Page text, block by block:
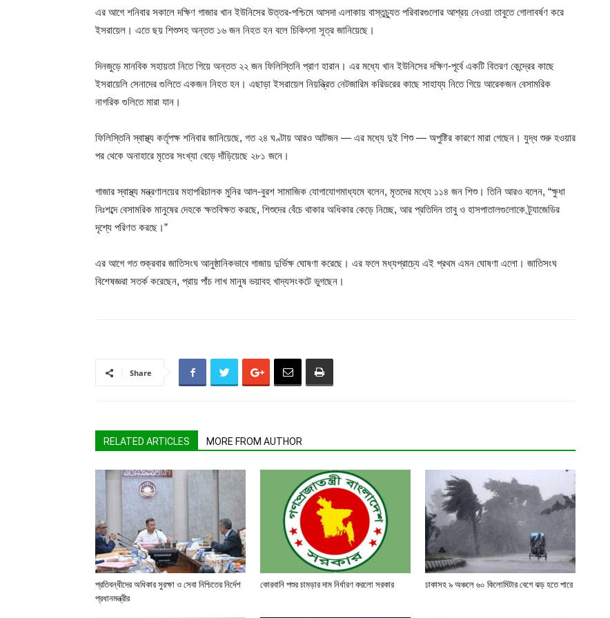
এর আগে শনিবার সকালে দক্ষিণ গাজার খান ইউনিসের উত্তর-পশ্চিমে আসদা এলাকায় বাস্তুচ্যুত পরিবারগুলোর আশ্রয় নেওয়া তাবুতে গোলাবর্ষণ করে
ইসরায়েল। এতে ছয় শিশুসহ অন্তত ১৬ জন নিহত হন বলে চিকিৎসা সূত্র জানিয়েছে।
দিনজুড়ে মানবিক সহায়তা নিতে গিয়ে অন্তত ২২ জন ফিলিস্তিনি প্রাণ হারান। এর মধ্যে খান ইউনিসের দক্ষিণ-পূর্বে একটি বিতরণ কেন্দ্রের কাছে
ইসরায়েলি সেনাদের গুলিতে একজন নিহত হন। এছাড়া ইসরায়েল নিয়ন্ত্রিত নেটজারিম করিডরের কাছে সাহায্য নিতে গিয়ে আরেকজন বেসামরিক
নাগরিক গুলিতে মারা যান।
ফিলিস্তিনি স্বাস্থ্য কর্তৃপক্ষ শনিবার জানিয়েছে, গত ২৪ ঘণ্টায় আরও আটজন — এর মধ্যে দুই শিশু — অপুষ্টির কারণে মারা গেছেন। যুদ্ধ শুরু হওয়ার
পর থেকে অনাহারে মৃতের সংখ্যা বেড়ে দাঁড়িয়েছে ২৮১ জনে।
গাজার স্বাস্থ্য মন্ত্রণালয়ের মহাপরিচালক মুনির আল-বুরশ সামাজিক যোগাযোগমাধ্যমে বলেন, মৃতদের মধ্যে ১১৪ জন শিশু। তিনি আরও বলেন, “ক্ষুধা
নিঃশব্দে বেসামরিক মানুষের দেহকে ক্ষতবিক্ষত করছে, শিশুদের বেঁচে থাকার অধিকার কেড়ে নিচ্ছে, আর প্রতিদিন তাবু ও হাসপাতালগুলোকে ট্র্যাজেডির
দৃশ্যে পরিণত করছে।”
এর আগে গত শুক্রবার জাতিসংঘ আনুষ্ঠানিকভাবে গাজায় দুর্ভিক্ষ ঘোষণা করেছে। এর ফলে মধ্যপ্রাচ্যে এই প্রথম এমন ঘোষণা এলো। জাতিসংঘ
বিশেষজ্ঞরা সতর্ক করেছেন, প্রায় পাঁচ লাখ মানুষ ভয়াবহ খাদ্যসংকটে ভুগছেন।
Share
RELATED ARTICLES MORE FROM AUTHOR
প্রতিবন্ধীদের অধিকার সুরক্ষা ও সেবা নিশ্চিতের নির্দেশ
প্রধানমন্ত্রীর
কোরবানি পশুর চামড়ার দাম নির্ধারণ করলো সরকার ঢাকাসহ ৯ অঞ্চলে ৬০ কিলোমিটার বেগে ঝড় হতে পারে